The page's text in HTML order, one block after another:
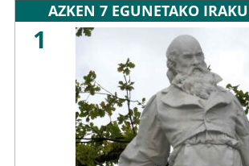
AZKEN 7 EGUNETAKO
1